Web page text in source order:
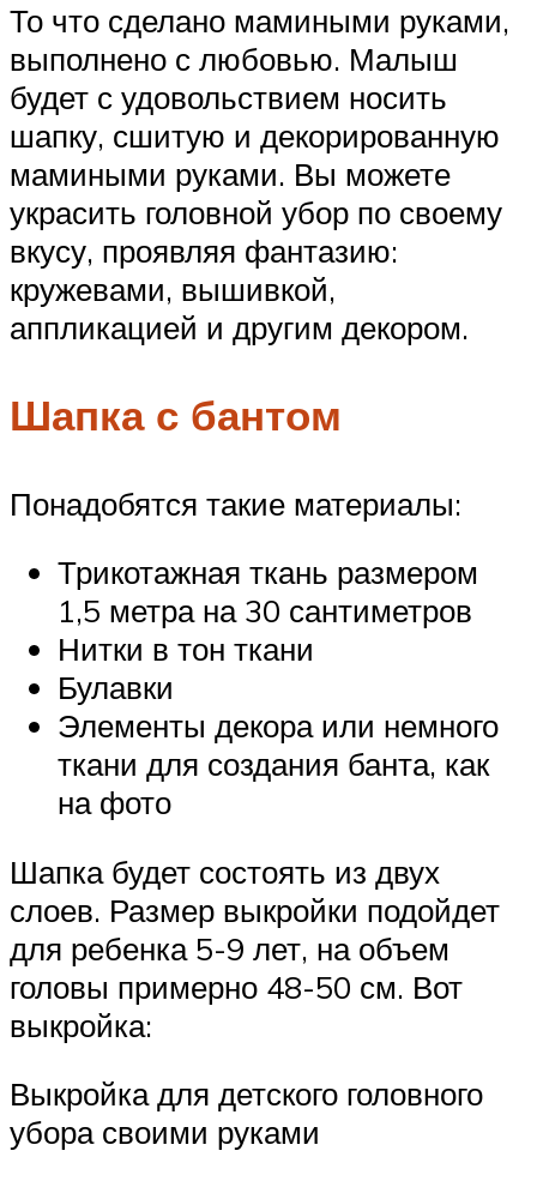
То что сделано мамиными руками,
выполнено с любовью. Малыш
будет с удовольствием носить
шапку, сшитую и декорированную
мамиными руками. Вы можете
украсить головной убор по своему
вкусу, проявляя фантазию:
кружевами, вышивкой,
аппликацией и другим декором.
Шапка с бантом
Понадобятся такие материалы:
Трикотажная ткань размером
1,5 метра на 30 сантиметров
Нитки в тон ткани
Булавки
Элементы декора или немного
ткани для создания банта, как
на фото
Шапка будет состоять из двух
слоев. Размер выкройки подойдет
для ребенка 5-9 лет, на объем
головы примерно 48-50 см. Вот
выкройка:
Выкройка для детского головного
убора своими руками